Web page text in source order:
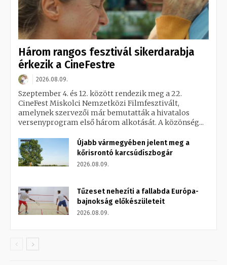
Három rangos fesztivál sikerdarabja
érkezik a CineFestre
2026.08.09.
Szeptember 4. és 12. között rendezik meg a 22.
CineFest Miskolci Nemzetközi Filmfesztivált,
amelynek szervezői már bemutatták a hivatalos
versenyprogram első három alkotását. A közönség...
Újabb vármegyében jelent meg a
kőrisrontó karcsúdíszbogár
2026.08.09.
Tűzeset nehezíti a fallabda Európa-
bajnokság előkészületeit
2026.08.09.